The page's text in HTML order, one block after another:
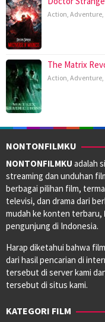
Action, Adventure,
The Matrix
Action, Adventure,
NONTONFILMKU
NONTONFILMKU adalah
streaming dan unduhan
berbagai pilihan film,
televisi, dan drama dari
mudah ke konten terbaru,
pengunjung di Indonesia.
Harap diketahui bahwa
dari hasil pencarian di
tersebut di server kami
tersebut di situs kami.
KATEGORI FILM